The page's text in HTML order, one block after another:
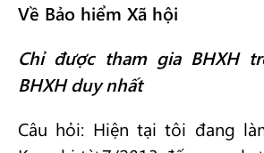
Về Bảo hiểm Xã hội
Chỉ được tham gia BHXH
BHXH duy nhất
Câu hỏi: Hiện tại tôi đang